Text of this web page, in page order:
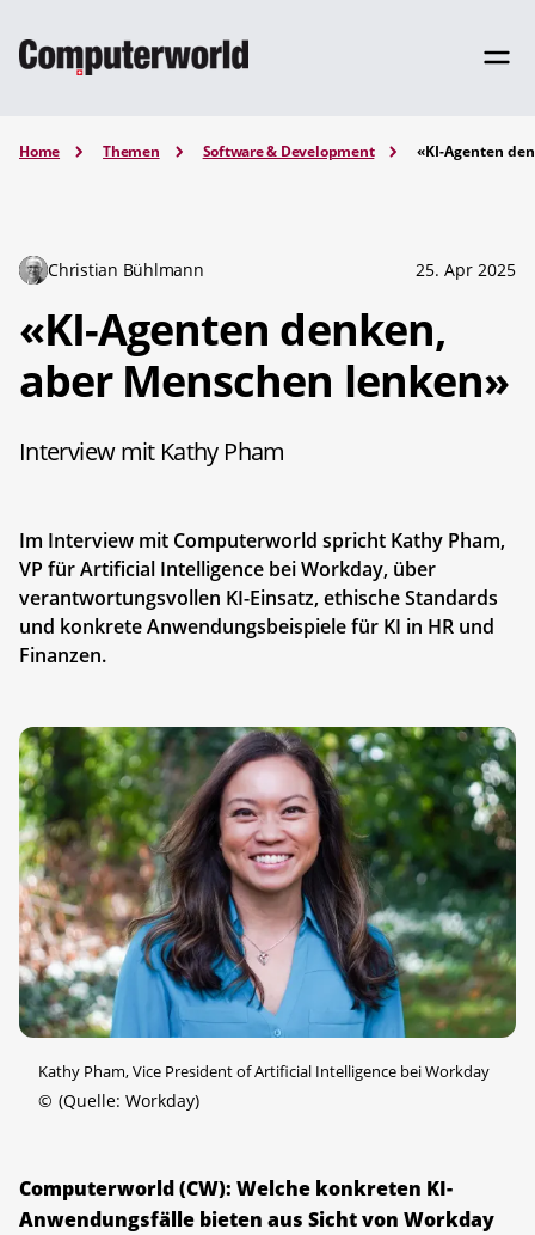
Home Themen Software & Development «KI-Agenten
Christian Bühlmann 25. Apr 2025
«KI-Agenten denken,
aber Menschen lenken»
Interview mit Kathy Pham
Im Interview mit Computerworld spricht Kathy Pham,
VP für Artificial Intelligence bei Workday, über
verantwortungsvollen KI-Einsatz, ethische Standards
und konkrete Anwendungsbeispiele für KI in HR und
Finanzen.
Kathy Pham, Vice President of Artificial Intelligence bei Workday
© (Quelle: Workday)
Computerworld (CW): Welche konkreten KI-
Anwendungsfälle bieten aus Sicht von Workday